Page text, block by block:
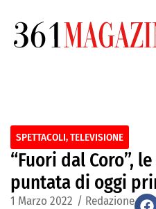
SPETTACOLI,TELEVISIONE
“Fuori dal Coro”,
puntata di oggi
1 Marzo 2022 / Redazione